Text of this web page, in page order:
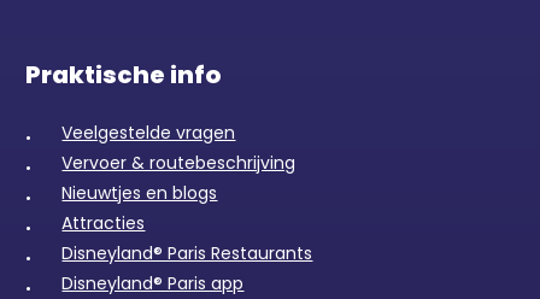
Praktische info
Veelgestelde vragen
Vervoer & routebeschrijving
Nieuwtjes en blogs
Attracties
Disneyland® Paris Restaurants
Disneyland® Paris app